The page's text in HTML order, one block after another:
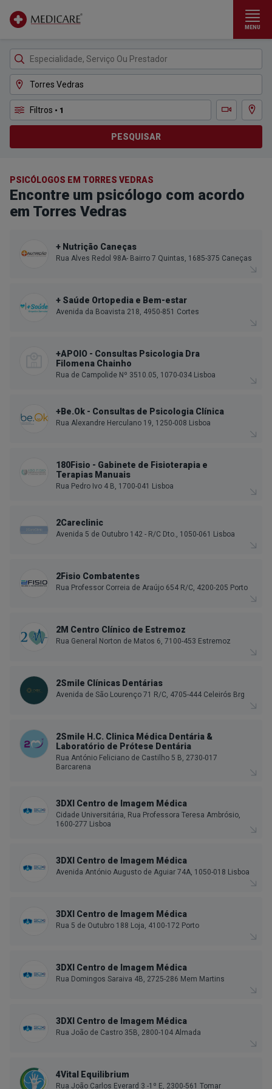
MENU
Filtros • 1
Teleconsulta
Ver
PESQUISAR
PSICÓLOGOS EM TORRES VEDRAS
Encontre um psicólogo com acordo
em Torres Vedras
+ Nutrição Caneças
Rua Alves Redol 98A- Bairro 7 Quintas, 1685-375 Caneças
+ Saúde Ortopedia e Bem-estar
Avenida da Boavista 218, 4950-851 Cortes
+APOIO - Consultas Psicologia Dra
Filomena Chainho
Rua de Campolide Nº 3510.05, 1070-034 Lisboa
+Be.Ok - Consultas de Psicologia Clínica
Rua Alexandre Herculano 19, 1250-008 Lisboa
180Fisio - Gabinete de Fisioterapia e
Terapias Manuais
Rua Pedro Ivo 4 B, 1700-041 Lisboa
2Careclinic
Avenida 5 de Outubro 142 - R/C Dto., 1050-061 Lisboa
2Fisio Combatentes
Rua Professor Correia de Araújo 654 R/C, 4200-205 Porto
2M Centro Clínico de Estremoz
Rua General Norton de Matos 6, 7100-453 Estremoz
2Smile Clínicas Dentárias
Avenida de São Lourenço 71 R/C, 4705-444 Celeirós Brg
2Smile H.C. Clinica Médica Dentária &
Laboratório de Prótese Dentária
Rua António Feliciano de Castilho 5 B, 2730-017
Barcarena
3DXI Centro de Imagem Médica
Cidade Universitária, Rua Professora Teresa Ambrósio,
1600-277 Lisboa
3DXI Centro de Imagem Médica
Avenida António Augusto de Aguiar 74A, 1050-018 Lisboa
3DXI Centro de Imagem Médica
Rua 5 de Outubro 188 Loja, 4100-172 Porto
3DXI Centro de Imagem Médica
Rua Domingos Saraiva 4B, 2725-286 Mem Martins
3DXI Centro de Imagem Médica
Rua João de Castro 35B, 2800-104 Almada
4Vital Equilibrium
Rua João Carlos Everard 3 -1º E, 2300-561 Tomar